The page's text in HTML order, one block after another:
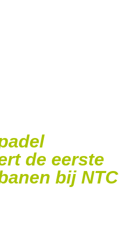
de eerste
bij NTC